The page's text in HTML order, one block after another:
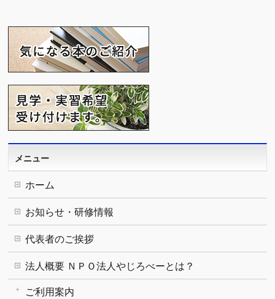
メニュー
ホーム
お知らせ・研修情報
代表者のご挨拶
法人概要 ＮＰＯ法人やじろべーとは？
ご利用案内